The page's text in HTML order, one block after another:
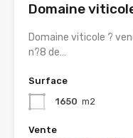
Domaine
Domaine viticole ?
n?8 de…
Surface
1650 m2
Vente